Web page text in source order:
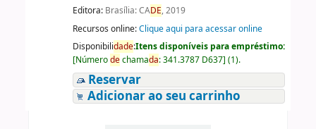
Editora: Brasília: CADE, 2019
Recursos online:Clique aqui para acessar online
Disponibilidade:Itens disponíveis para empréstimo:
[Númerodechamada:341.3787 D637] (1).
Reservar
Adicionar ao seu carrinho